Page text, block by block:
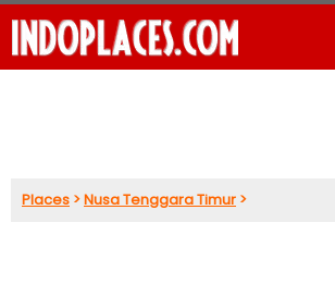
Places >Nusa Tenggara Timur >